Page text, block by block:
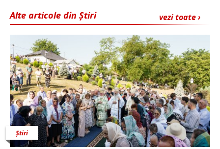
vezi toate ›
Alte articole din Știri
Știri